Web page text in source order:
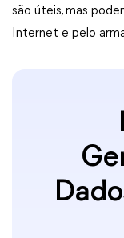
são úteis, mas
Internet e pelo